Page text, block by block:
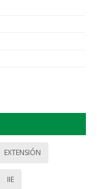
EXTENSIÓN
IIE